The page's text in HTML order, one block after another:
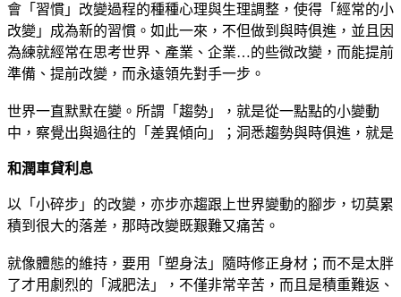
會「習慣」改變過程的種種心理與生理調整，使得「經常的小
改變」成為新的習慣。如此一來，不但做到與時俱進，並且因
為練就經常在思考世界、產業、企業…的些微改變，而能提前
準備、提前改變，而永遠領先對手一步。
世界一直默默在變。所謂「趨勢」，就是從一點點的小變動
中，察覺出與過往的「差異傾向」；洞悉趨勢與時俱進，就是
和潤車貸利息
以「小碎步」的改變，亦步亦趨跟上世界變動的腳步，切莫累
積到很大的落差，那時改變既艱難又痛苦。
就像體態的維持，要用「塑身法」隨時修正身材；而不是太胖
了才用劇烈的「減肥法」，不僅非常辛苦，而且是積重難返、